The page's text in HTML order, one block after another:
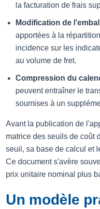
la facturation de frais
Modification de
apportées à la
incidence sur les
au volume de fret.
Compression du
peuvent entraîner le
soumises à un
Avant la publication de
matrice des seuils de coût
seuil, sa base de calcul et
Ce document s'avère
prix unitaire nominal plus
Un modèle